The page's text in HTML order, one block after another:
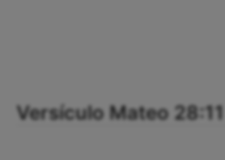
Versículo Mateo 28:11